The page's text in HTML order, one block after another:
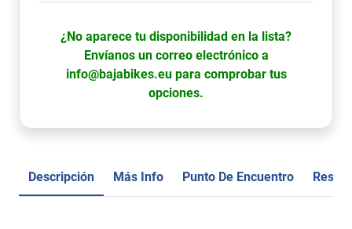
¿No aparece tu disponibilidad en la lista?
Envíanos un correo electrónico a
info@bajabikes.eu para comprobar tus
opciones.
Descripción Más Info Punto De Encuentro